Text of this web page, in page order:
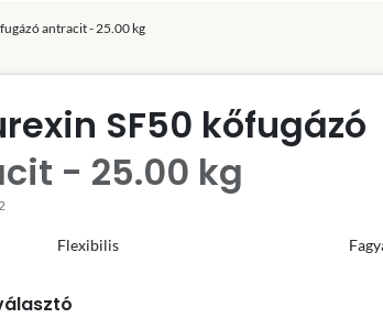
antracit - 25.00 kg
SF50 kőfugázó
- 25.00 kg
Flexibilis